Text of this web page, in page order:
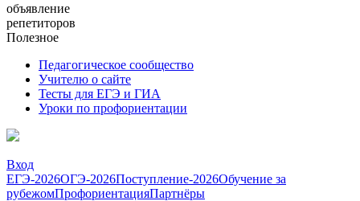
объявление
репетиторов
Полезное
Педагогическое сообщество
Учителю о сайте
Тесты для ЕГЭ и ГИА
Уроки по профориентации
Вход
ЕГЭ-2026ОГЭ-2026Поступление-2026Обучение за
рубежомПрофориентацияПартнёры